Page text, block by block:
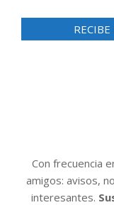
Con frecuencia
amigos: avisos,
interesantes.